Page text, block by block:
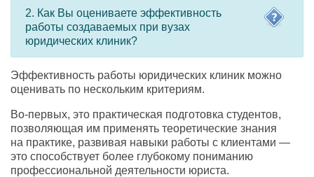
2. Как Вы оцениваете эффективность
работы создаваемых при вузах
юридических клиник?
Эффективность работы юридических клиник можно
оценивать по нескольким критериям.
Во-первых, это практическая подготовка студентов,
позволяющая им применять теоретические знания
на практике, развивая навыки работы с клиентами —
это способствует более глубокому пониманию
профессиональной деятельности юриста.